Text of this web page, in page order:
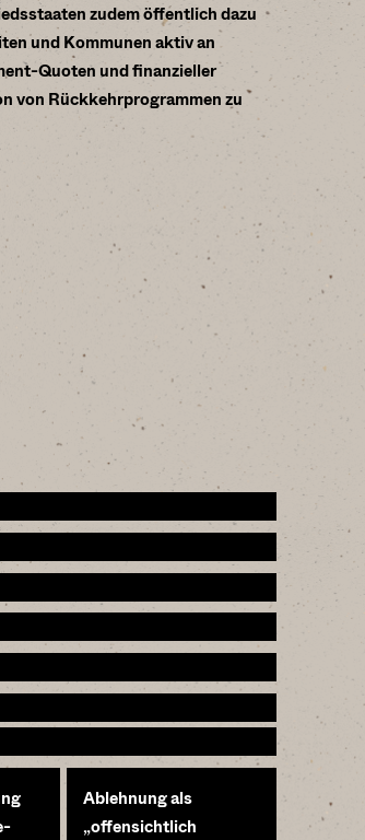
zudem öffentlich dazu
und Kommunen aktiv an
Quoten und finanzieller
von Rückkehrprogrammen zu
Ablehnung als
„offensichtlich